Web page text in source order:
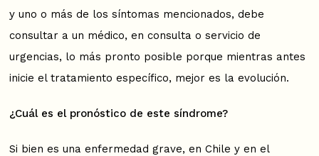
y uno o más de los síntomas mencionados, debe
consultar a un médico, en consulta o servicio de
urgencias, lo más pronto posible porque mientras antes
inicie el tratamiento específico, mejor es la evolución.
¿Cuál es el pronóstico de este síndrome?
Si bien es una enfermedad grave, en Chile y en el